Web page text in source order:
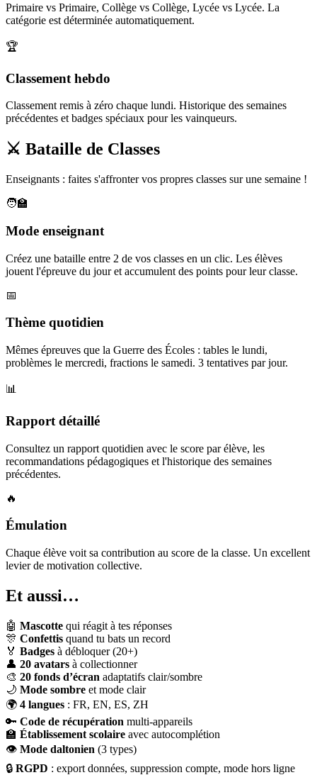
Primaire vs Primaire, Collège vs Collège, Lycée vs Lycée. La
catégorie est déterminée automatiquement.
🏆
Classement hebdo
Classement remis à zéro chaque lundi. Historique des semaines
précédentes et badges spéciaux pour les vainqueurs.
⚔️ Bataille de Classes
Enseignants : faites s'affronter vos propres classes sur une semaine !
🧑‍🏫
Mode enseignant
Créez une bataille entre 2 de vos classes en un clic. Les élèves
jouent l'épreuve du jour et accumulent des points pour leur classe.
📅
Thème quotidien
Mêmes épreuves que la Guerre des Écoles : tables le lundi,
problèmes le mercredi, fractions le samedi. 3 tentatives par jour.
📊
Rapport détaillé
Consultez un rapport quotidien avec le score par élève, les
recommandations pédagogiques et l'historique des semaines
précédentes.
🔥
Émulation
Chaque élève voit sa contribution au score de la classe. Un excellent
levier de motivation collective.
Et aussi…
🤖 Mascotte qui réagit à tes réponses
🎊 Confettis quand tu bats un record
🏅 Badges à débloquer (20+)
👤 20 avatars à collectionner
🎨 20 fonds d’écran adaptatifs clair/sombre
🌙 Mode sombre et mode clair
🌍 4 langues : FR, EN, ES, ZH
🔑 Code de récupération multi-appareils
🏫 Établissement scolaire avec autocomplétion
👁 Mode daltonien (3 types)
🔒 RGPD : export données, suppression compte, mode hors ligne